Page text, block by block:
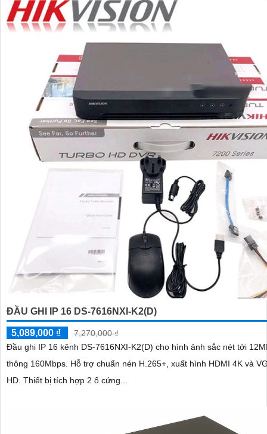
ĐẦU GHI IP 16 DS-7616NXI-K2(D)
5,089,000 ₫
7,270,000 ₫
Đầu ghi IP 16 kênh DS-7616NXI-K2(D) cho hình ảnh sắc nét tới
thông 160Mbps. Hỗ trợ chuẩn nén H.265+, xuất hình HDMI 4K và VGA Full
HD. Thiết bị tích hợp 2 ổ cứng...